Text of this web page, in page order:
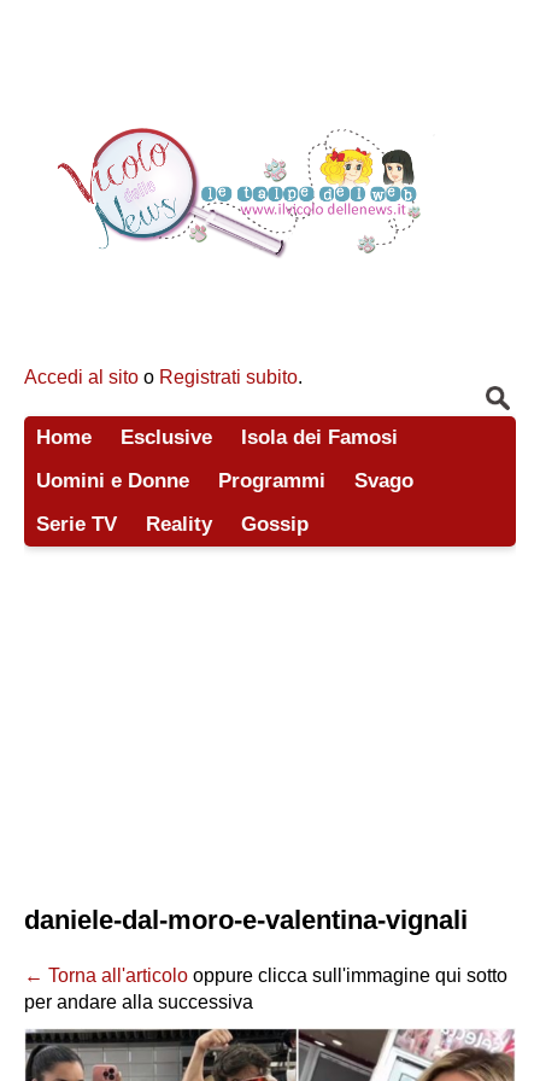
Accedi al sito o Registrati subito.
Home Esclusive
Isola dei Famosi
Uomini e Donne
Programmi
Svago
Serie TV
Reality Gossip
daniele-dal-moro-e-valentina-vignali
← Torna all'articolo oppure clicca sull'immagine qui sotto
per andare alla successiva